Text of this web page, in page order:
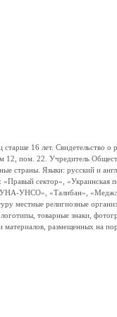
16 лет. Свидетельство
пом. 22. Учредитель
страны. Языки: русский и
«Правый сектор»,
УНСО», «Талибан»,
местные религиозные
товарные знаки,
размещенных на